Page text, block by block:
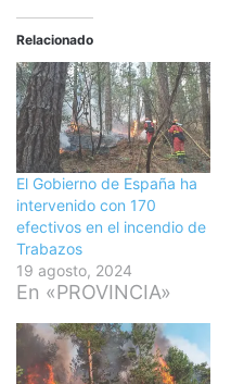
Relacionado
El Gobierno de España ha
intervenido con 170
efectivos en el incendio de
Trabazos
19 agosto, 2024
En «PROVINCIA»